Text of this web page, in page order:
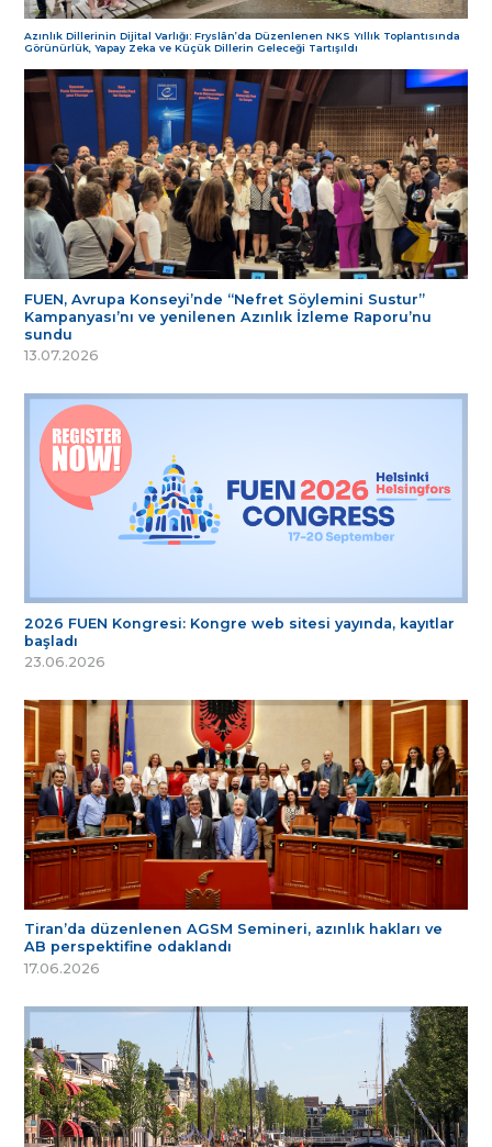
Azınlık Dillerinin Dijital Varlığı: Fryslân’da Düzenlenen NKS Yıllık Toplantısında
Görünürlük, Yapay Zeka ve Küçük Dillerin Geleceği Tartışıldı
FUEN, Avrupa Konseyi’nde “Nefret Söylemini Sustur”
Kampanyası’nı ve yenilenen Azınlık İzleme Raporu’nu
sundu
13.07.2026
2026 FUEN Kongresi: Kongre web sitesi yayında, kayıtlar
başladı
23.06.2026
Tiran’da düzenlenen AGSM Semineri, azınlık hakları ve
AB perspektifine odaklandı
17.06.2026